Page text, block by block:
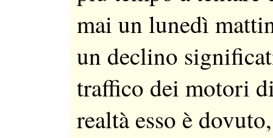
mai un lunedì
un declino
traffico dei motori
realtà esso è